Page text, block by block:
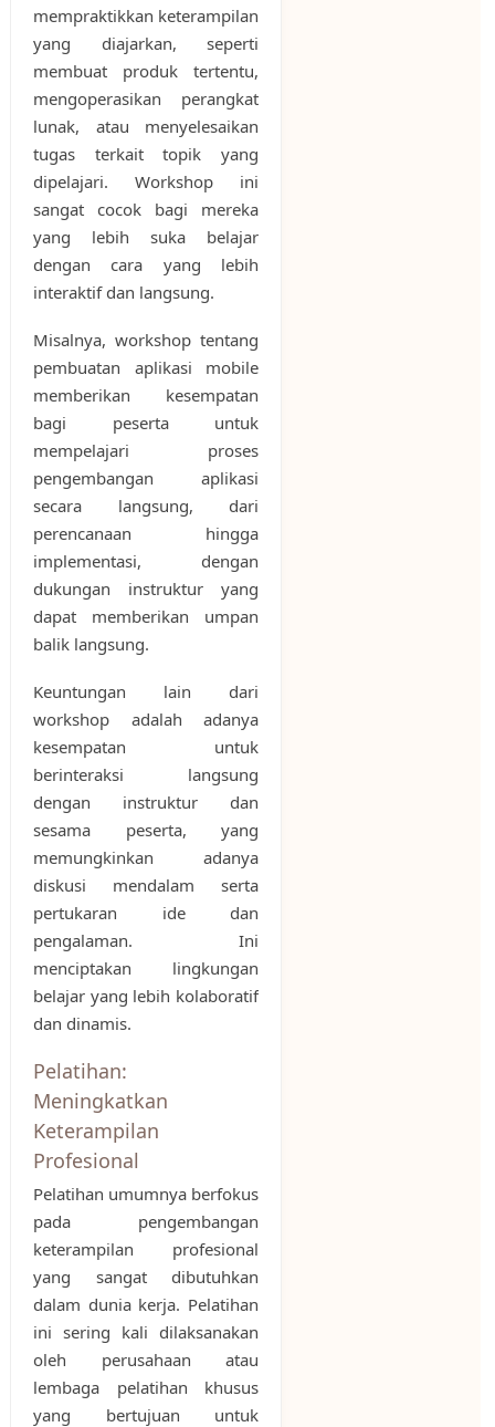
mempraktikkan keterampilan
yang diajarkan, seperti
membuat produk tertentu,
mengoperasikan perangkat
lunak, atau menyelesaikan
tugas terkait topik yang
dipelajari. Workshop ini
sangat cocok bagi mereka
yang lebih suka belajar
dengan cara yang lebih
interaktif dan langsung.
Misalnya, workshop tentang
pembuatan aplikasi mobile
memberikan kesempatan
bagi peserta untuk
mempelajari proses
pengembangan aplikasi
secara langsung, dari
perencanaan hingga
implementasi, dengan
dukungan instruktur yang
dapat memberikan umpan
balik langsung.
Keuntungan lain dari
workshop adalah adanya
kesempatan untuk
berinteraksi langsung
dengan instruktur dan
sesama peserta, yang
memungkinkan adanya
diskusi mendalam serta
pertukaran ide dan
pengalaman. Ini
menciptakan lingkungan
belajar yang lebih kolaboratif
dan dinamis.
Pelatihan:
Meningkatkan
Keterampilan
Profesional
Pelatihan umumnya berfokus
pada pengembangan
keterampilan profesional
yang sangat dibutuhkan
dalam dunia kerja. Pelatihan
ini sering kali dilaksanakan
oleh perusahaan atau
lembaga pelatihan khusus
yang bertujuan untuk